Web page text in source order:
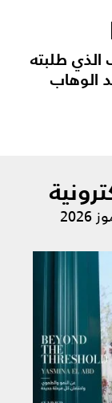
الذي طلبته
الوهاب